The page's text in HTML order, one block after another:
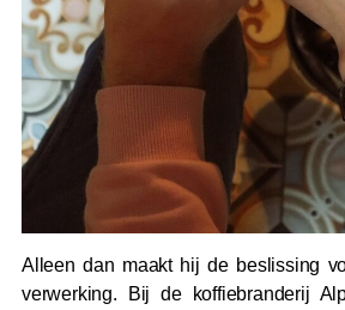
Alleen dan maakt hij de beslissing
verwerking. Bij de koffiebranderij